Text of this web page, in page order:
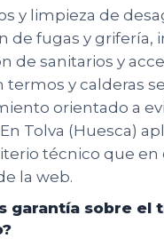
y limpieza de
de fugas y grifería,
de sanitarios y
termos y calderas
orientado a
Tolva (Huesca)
técnico que en
la web.
garantía sobre el